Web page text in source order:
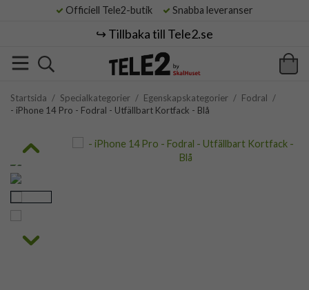
Officiell Tele2-butik Snabba leveranser
↪️ Tillbaka till Tele2.se
Startsida / Specialkategorier / Egenskapskategorier / Fodral /
- iPhone 14 Pro - Fodral - Utfällbart Kortfack - Blå